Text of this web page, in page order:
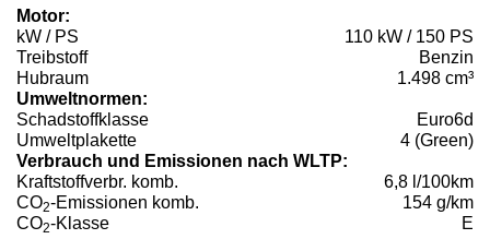
Motor:
kW / PS
110 kW / 150 PS
Treibstoff
Benzin
Hubraum
1.498 cm³
Umweltnormen:
Schadstoffklasse
Euro6d
Umweltplakette
4 (Green)
Verbrauch und Emissionen nach WLTP:
Kraftstoffverbr. komb.
6,8 l/100km
CO2-Emissionen komb.
154 g/km
CO2-Klasse E